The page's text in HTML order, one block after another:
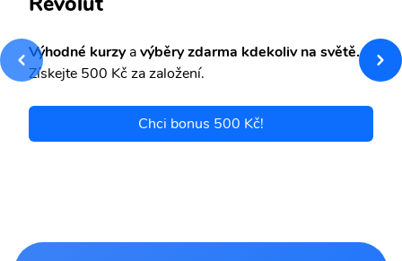
Výhodné kurzyavýběry zdarma kdekoliv na světě.
Získejte 500 Kč za založení.
Chci bonus 500 Kč!